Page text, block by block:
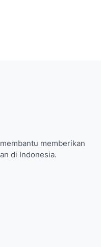
memberikan
di Indonesia.